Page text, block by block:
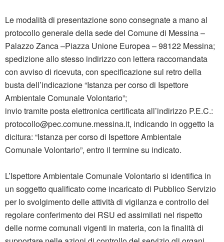
Le modalità di presentazione sono consegnate a mano al
protocollo generale della sede del Comune di Messina –
Palazzo Zanca –Piazza Unione Europea – 98122 Messina;
spedizione allo stesso indirizzo con lettera raccomandata
con avviso di ricevuta, con specificazione sul retro della
busta dell’indicazione “Istanza per corso di Ispettore
Ambientale Comunale Volontario”;
invio tramite posta elettronica certificata all’indirizzo P.E.C.:
protocollo@pec.comune.messina.it, indicando in oggetto la
dicitura: “Istanza per corso di Ispettore Ambientale
Comunale Volontario”, entro il termine su indicato.
L’Ispettore Ambientale Comunale Volontario si identifica in
un soggetto qualificato come incaricato di Pubblico Servizio
per lo svolgimento delle attività di vigilanza e controllo del
regolare conferimento dei RSU ed assimilati nel rispetto
delle norme comunali vigenti in materia, con la finalità di